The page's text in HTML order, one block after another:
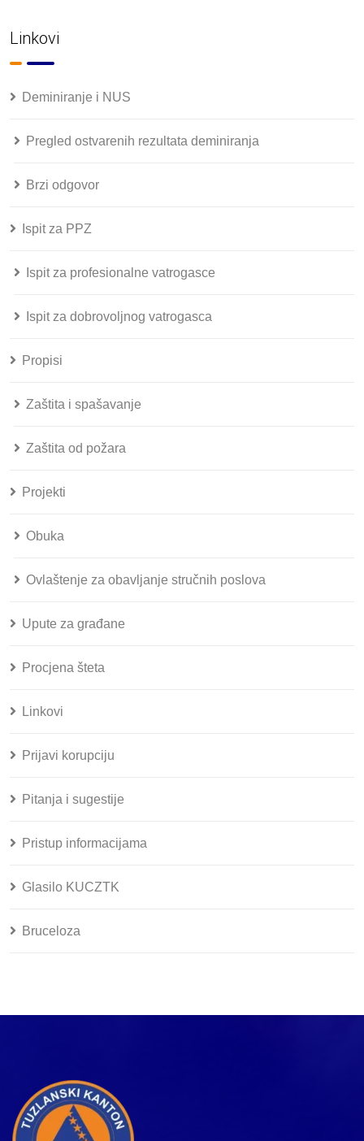
Linkovi
Deminiranje i NUS
Pregled ostvarenih rezultata deminiranja
Brzi odgovor
Ispit za PPZ
Ispit za profesionalne vatrogasce
Ispit za dobrovoljnog vatrogasca
Propisi
Zaštita i spašavanje
Zaštita od požara
Projekti
Obuka
Ovlaštenje za obavljanje stručnih poslova
Upute za građane
Procjena šteta
Linkovi
Prijavi korupciju
Pitanja i sugestije
Pristup informacijama
Glasilo KUCZTK
Bruceloza